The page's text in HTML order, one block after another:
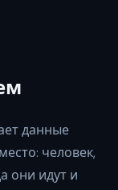
данные
человек,
они идут и